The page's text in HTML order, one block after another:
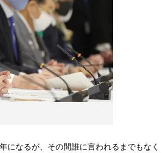
なるが、その間誰に言われるまでもなく